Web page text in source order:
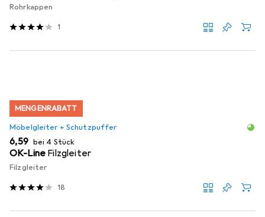
Rohrkappen
1
MENGENRABATT
Möbelgleiter + Schutzpuffer
EUR
6,59 bei 4 Stück
OK-Line Filzgleiter
Filzgleiter
18